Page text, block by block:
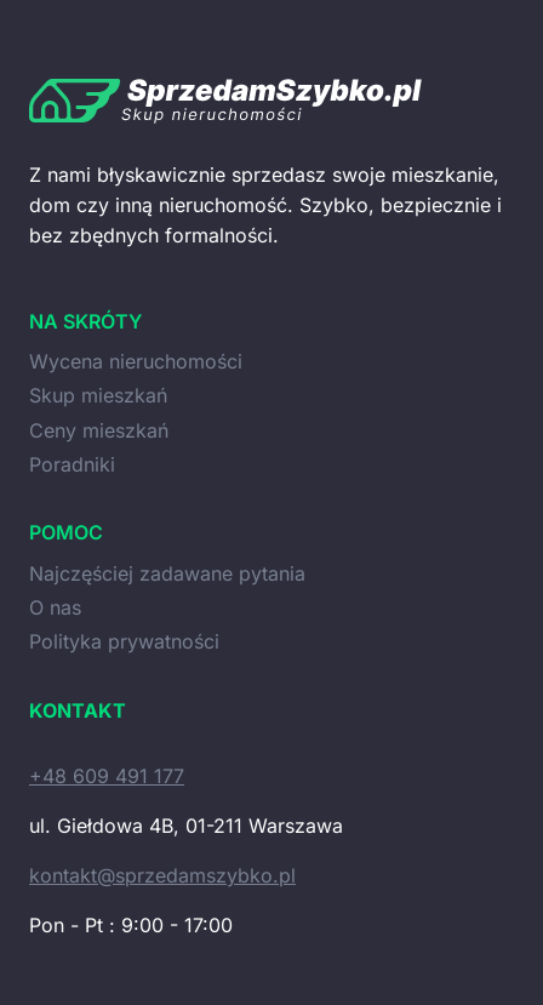
Z nami błyskawicznie sprzedasz swoje mieszkanie,
dom czy inną nieruchomość. Szybko, bezpiecznie i
bez zbędnych formalności.
NA SKRÓTY
Wycena nieruchomości
Skup mieszkań
Ceny mieszkań
Poradniki
POMOC
Najczęściej zadawane pytania
O nas
Polityka prywatności
KONTAKT
+48 609 491 177
ul. Giełdowa 4B, 01-211 Warszawa
kontakt@sprzedamszybko.pl
Pon - Pt : 9:00 - 17:00